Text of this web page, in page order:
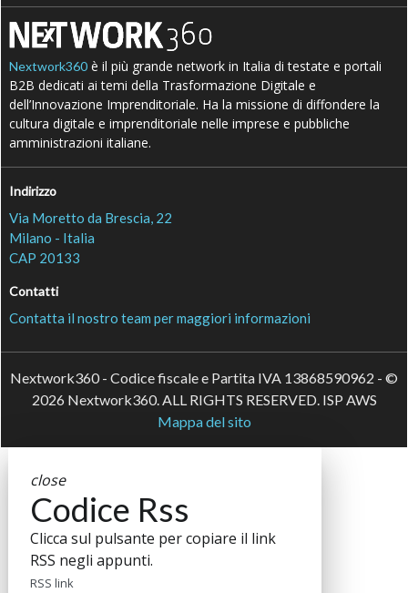
Nextwork360 è il più grande network in Italia di testate e portali
B2B dedicati ai temi della Trasformazione Digitale e
dell’Innovazione Imprenditoriale. Ha la missione di diffondere la
cultura digitale e imprenditoriale nelle imprese e pubbliche
amministrazioni italiane.
Indirizzo
Via Moretto da Brescia, 22
Milano - Italia
CAP 20133
Contatti
Contatta il nostro team per maggiori informazioni
Nextwork360 - Codice fiscale e Partita IVA 13868590962 - ©
2026 Nextwork360. ALL RIGHTS RESERVED. ISP AWS
Mappa del sito
close
Codice Rss
Clicca sul pulsante per copiare il link
RSS negli appunti.
RSS link